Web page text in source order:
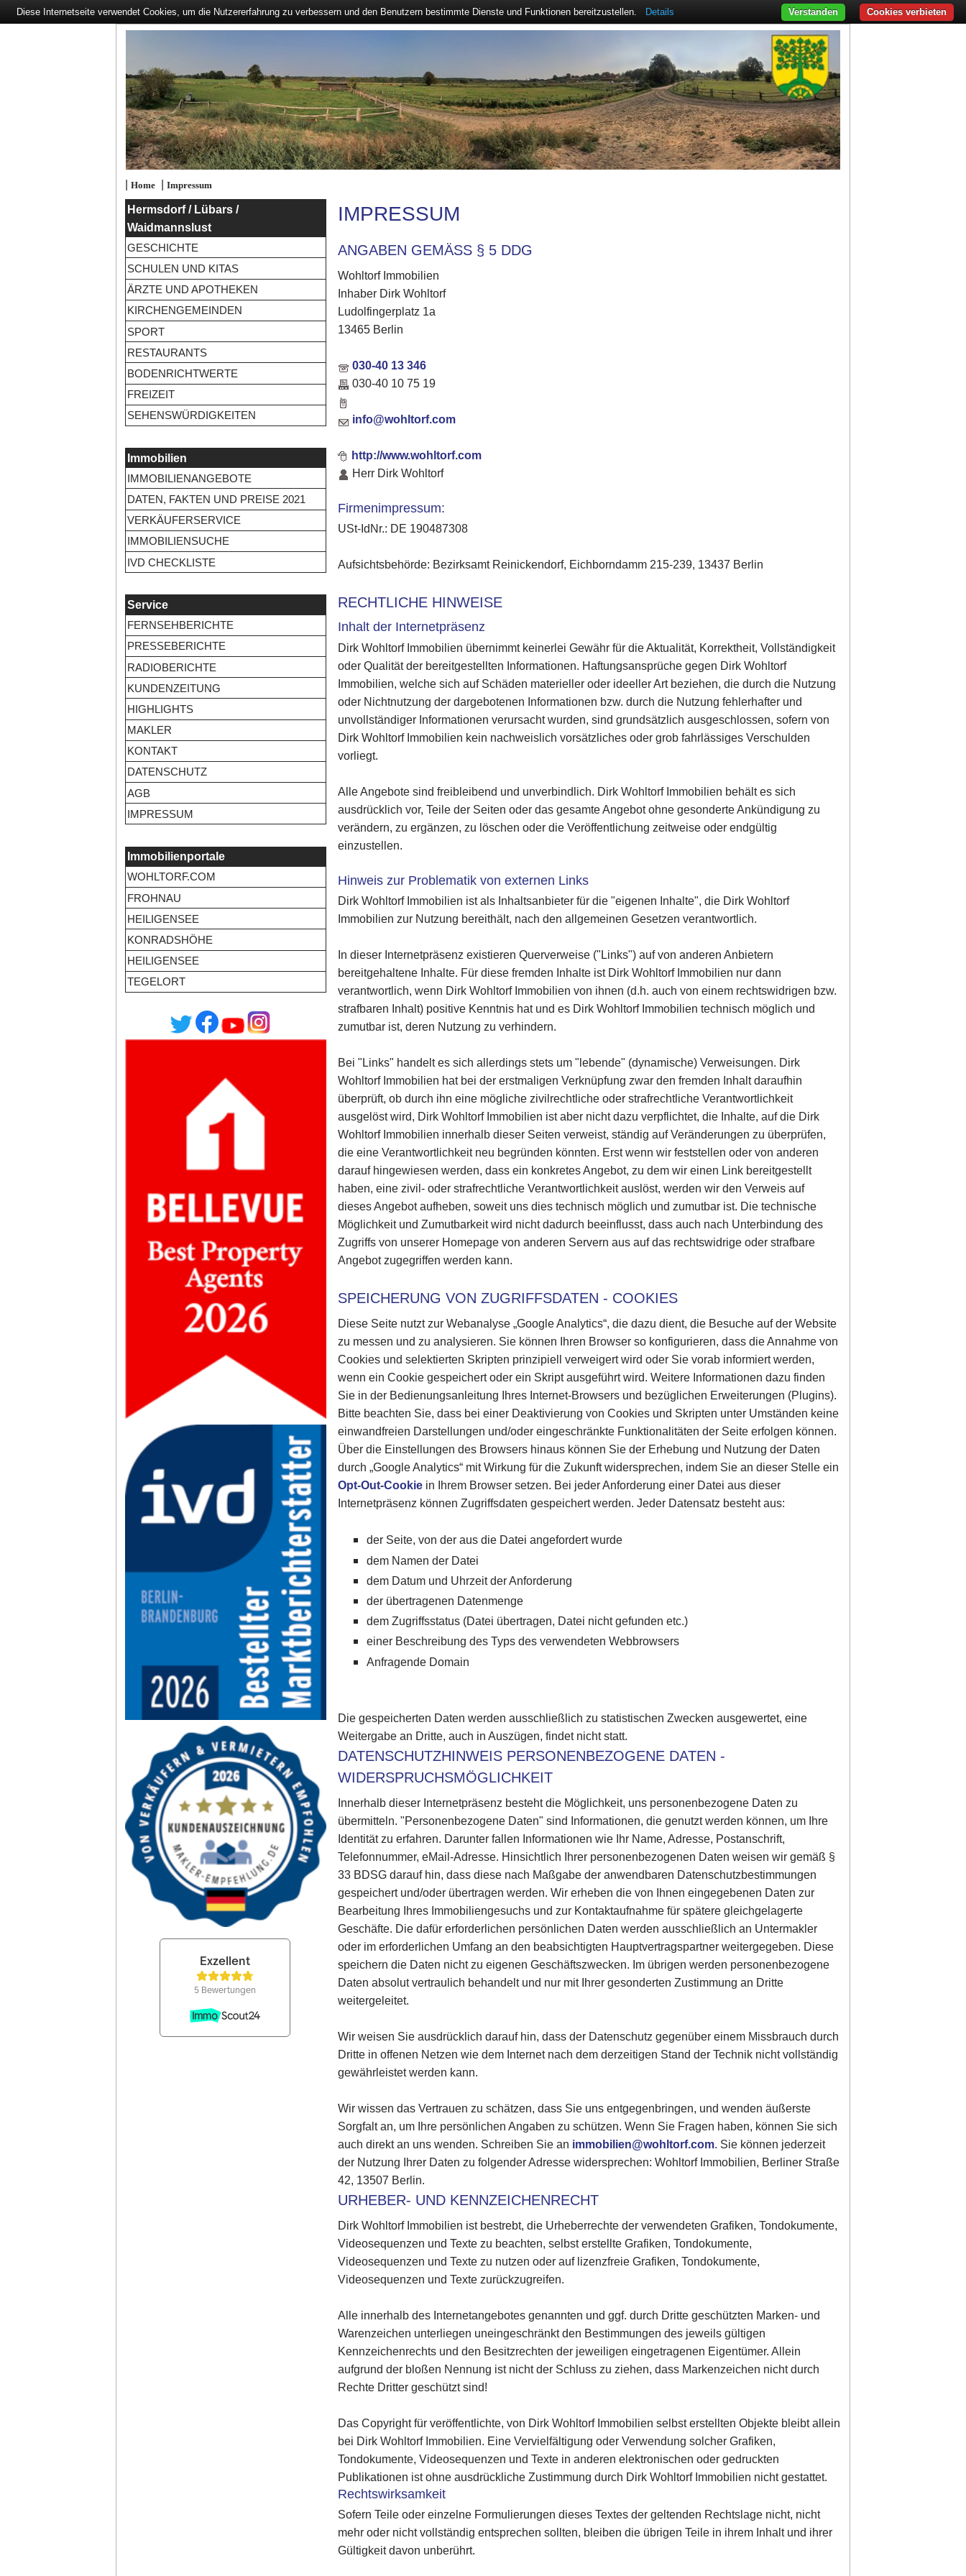
| Home| Impressum
Hermsdorf / Lübars /
Waidmannslust
GESCHICHTE
SCHULEN UND KITAS
ÄRZTE UND APOTHEKEN
KIRCHENGEMEINDEN
SPORT
RESTAURANTS
BODENRICHTWERTE
FREIZEIT
SEHENSWÜRDIGKEITEN
Immobilien
IMMOBILIENANGEBOTE
DATEN, FAKTEN UND PREISE 2021
VERKÄUFERSERVICE
IMMOBILIENSUCHE
IVD CHECKLISTE
Service
FERNSEHBERICHTE
PRESSEBERICHTE
RADIOBERICHTE
KUNDENZEITUNG
HIGHLIGHTS
MAKLER
KONTAKT
DATENSCHUTZ
AGB
IMPRESSUM
Immobilienportale
WOHLTORF.COM
FROHNAU
HEILIGENSEE
KONRADSHÖHE
HEILIGENSEE
TEGELORT
IMPRESSUM
ANGABEN GEMÄSS § 5 DDG
Wohltorf Immobilien
Inhaber Dirk Wohltorf
Ludolfingerplatz 1a
13465 Berlin
030-40 13 346
030-40 10 75 19
info@wohltorf.com
http://www.wohltorf.com
Herr Dirk Wohltorf
Firmenimpressum:
USt-IdNr.: DE 190487308
Aufsichtsbehörde: Bezirksamt Reinickendorf, Eichborndamm 215-239, 13437 Berlin
RECHTLICHE HINWEISE
Inhalt der Internetpräsenz
Dirk Wohltorf Immobilien übernimmt keinerlei Gewähr für die Aktualität, Korrektheit, Vollständigkeit
oder Qualität der bereitgestellten Informationen. Haftungsansprüche gegen Dirk Wohltorf
Immobilien, welche sich auf Schäden materieller oder ideeller Art beziehen, die durch die Nutzung
oder Nichtnutzung der dargebotenen Informationen bzw. durch die Nutzung fehlerhafter und
unvollständiger Informationen verursacht wurden, sind grundsätzlich ausgeschlossen, sofern von
Dirk Wohltorf Immobilien kein nachweislich vorsätzliches oder grob fahrlässiges Verschulden
vorliegt.
Alle Angebote sind freibleibend und unverbindlich. Dirk Wohltorf Immobilien behält es sich
ausdrücklich vor, Teile der Seiten oder das gesamte Angebot ohne gesonderte Ankündigung zu
verändern, zu ergänzen, zu löschen oder die Veröffentlichung zeitweise oder endgültig
einzustellen.
Hinweis zur Problematik von externen Links
Dirk Wohltorf Immobilien ist als Inhaltsanbieter für die "eigenen Inhalte", die Dirk Wohltorf
Immobilien zur Nutzung bereithält, nach den allgemeinen Gesetzen verantwortlich.
In dieser Internetpräsenz existieren Querverweise ("Links") auf von anderen Anbietern
bereitgehaltene Inhalte. Für diese fremden Inhalte ist Dirk Wohltorf Immobilien nur dann
verantwortlich, wenn Dirk Wohltorf Immobilien von ihnen (d.h. auch von einem rechtswidrigen bzw.
strafbaren Inhalt) positive Kenntnis hat und es Dirk Wohltorf Immobilien technisch möglich und
zumutbar ist, deren Nutzung zu verhindern.
Bei "Links" handelt es sich allerdings stets um "lebende" (dynamische) Verweisungen. Dirk
Wohltorf Immobilien hat bei der erstmaligen Verknüpfung zwar den fremden Inhalt daraufhin
überprüft, ob durch ihn eine mögliche zivilrechtliche oder strafrechtliche Verantwortlichkeit
ausgelöst wird, Dirk Wohltorf Immobilien ist aber nicht dazu verpflichtet, die Inhalte, auf die Dirk
Wohltorf Immobilien innerhalb dieser Seiten verweist, ständig auf Veränderungen zu überprüfen,
die eine Verantwortlichkeit neu begründen könnten. Erst wenn wir feststellen oder von anderen
darauf hingewiesen werden, dass ein konkretes Angebot, zu dem wir einen Link bereitgestellt
haben, eine zivil- oder strafrechtliche Verantwortlichkeit auslöst, werden wir den Verweis auf
dieses Angebot aufheben, soweit uns dies technisch möglich und zumutbar ist. Die technische
Möglichkeit und Zumutbarkeit wird nicht dadurch beeinflusst, dass auch nach Unterbindung des
Zugriffs von unserer Homepage von anderen Servern aus auf das rechtswidrige oder strafbare
Angebot zugegriffen werden kann.
SPEICHERUNG VON ZUGRIFFSDATEN - COOKIES
Diese Seite nutzt zur Webanalyse „Google Analytics“, die dazu dient, die Besuche auf der Website
zu messen und zu analysieren. Sie können Ihren Browser so konfigurieren, dass die Annahme von
Cookies und selektierten Skripten prinzipiell verweigert wird oder Sie vorab informiert werden,
wenn ein Cookie gespeichert oder ein Skript ausgeführt wird. Weitere Informationen dazu finden
Sie in der Bedienungsanleitung Ihres Internet-Browsers und bezüglichen Erweiterungen (Plugins).
Bitte beachten Sie, dass bei einer Deaktivierung von Cookies und Skripten unter Umständen keine
einwandfreien Darstellungen und/oder eingeschränkte Funktionalitäten der Seite erfolgen können.
Über die Einstellungen des Browsers hinaus können Sie der Erhebung und Nutzung der Daten
durch „Google Analytics“ mit Wirkung für die Zukunft widersprechen, indem Sie an dieser Stelle ein
Opt-Out-Cookie in Ihrem Browser setzen. Bei jeder Anforderung einer Datei aus dieser
Internetpräsenz können Zugriffsdaten gespeichert werden. Jeder Datensatz besteht aus:
der Seite, von der aus die Datei angefordert wurde
dem Namen der Datei
dem Datum und Uhrzeit der Anforderung
der übertragenen Datenmenge
dem Zugriffsstatus (Datei übertragen, Datei nicht gefunden etc.)
einer Beschreibung des Typs des verwendeten Webbrowsers
Anfragende Domain
Die gespeicherten Daten werden ausschließlich zu statistischen Zwecken ausgewertet, eine
Weitergabe an Dritte, auch in Auszügen, findet nicht statt.
DATENSCHUTZHINWEIS PERSONENBEZOGENE DATEN -
WIDERSPRUCHSMÖGLICHKEIT
Innerhalb dieser Internetpräsenz besteht die Möglichkeit, uns personenbezogene Daten zu
übermitteln. "Personenbezogene Daten" sind Informationen, die genutzt werden können, um Ihre
Identität zu erfahren. Darunter fallen Informationen wie Ihr Name, Adresse, Postanschrift,
Telefonnummer, eMail-Adresse. Hinsichtlich Ihrer personenbezogenen Daten weisen wir gemäß §
33 BDSG darauf hin, dass diese nach Maßgabe der anwendbaren Datenschutzbestimmungen
gespeichert und/oder übertragen werden. Wir erheben die von Ihnen eingegebenen Daten zur
Bearbeitung Ihres Immobiliengesuchs und zur Kontaktaufnahme für spätere gleichgelagerte
Geschäfte. Die dafür erforderlichen persönlichen Daten werden ausschließlich an Untermakler
oder im erforderlichen Umfang an den beabsichtigten Hauptvertragspartner weitergegeben. Diese
speichern die Daten nicht zu eigenen Geschäftszwecken. Im übrigen werden personenbezogene
Daten absolut vertraulich behandelt und nur mit Ihrer gesonderten Zustimmung an Dritte
weitergeleitet.
Wir weisen Sie ausdrücklich darauf hin, dass der Datenschutz gegenüber einem Missbrauch durch
Dritte in offenen Netzen wie dem Internet nach dem derzeitigen Stand der Technik nicht vollständig
gewährleistet werden kann.
Wir wissen das Vertrauen zu schätzen, dass Sie uns entgegenbringen, und wenden äußerste
Sorgfalt an, um Ihre persönlichen Angaben zu schützen. Wenn Sie Fragen haben, können Sie sich
auch direkt an uns wenden. Schreiben Sie an immobilien@wohltorf.com. Sie können jederzeit
der Nutzung Ihrer Daten zu folgender Adresse widersprechen: Wohltorf Immobilien, Berliner Straße
42, 13507 Berlin.
URHEBER- UND KENNZEICHENRECHT
Dirk Wohltorf Immobilien ist bestrebt, die Urheberrechte der verwendeten Grafiken, Tondokumente,
Videosequenzen und Texte zu beachten, selbst erstellte Grafiken, Tondokumente,
Videosequenzen und Texte zu nutzen oder auf lizenzfreie Grafiken, Tondokumente,
Videosequenzen und Texte zurückzugreifen.
Alle innerhalb des Internetangebotes genannten und ggf. durch Dritte geschützten Marken- und
Warenzeichen unterliegen uneingeschränkt den Bestimmungen des jeweils gültigen
Kennzeichenrechts und den Besitzrechten der jeweiligen eingetragenen Eigentümer. Allein
aufgrund der bloßen Nennung ist nicht der Schluss zu ziehen, dass Markenzeichen nicht durch
Rechte Dritter geschützt sind!
Das Copyright für veröffentlichte, von Dirk Wohltorf Immobilien selbst erstellten Objekte bleibt allein
bei Dirk Wohltorf Immobilien. Eine Vervielfältigung oder Verwendung solcher Grafiken,
Tondokumente, Videosequenzen und Texte in anderen elektronischen oder gedruckten
Publikationen ist ohne ausdrückliche Zustimmung durch Dirk Wohltorf Immobilien nicht gestattet.
Rechtswirksamkeit
Sofern Teile oder einzelne Formulierungen dieses Textes der geltenden Rechtslage nicht, nicht
mehr oder nicht vollständig entsprechen sollten, bleiben die übrigen Teile in ihrem Inhalt und ihrer
Gültigkeit davon unberührt.
Diese Internetseite verwendet Cookies, um die Nutzererfahrung zu verbessern und den Benutzern bestimmte Dienste und Funktionen bereitzustellen. Details Cookies verbieten
Verstanden